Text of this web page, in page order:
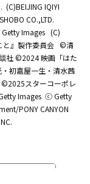
(C)BEIJING IQIYI
CO.,LTD.
Images (C)
と』製作委員会 ©清
社 ©2024 映画「はた
初嘉屋一生・清水茜
©2025スターコーポレ
Images ⓒ Getty
PONY CANYON